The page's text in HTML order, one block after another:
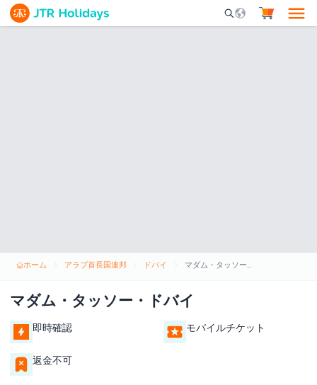
Mobile Search
ホーム アラブ首長国連邦 ドバイ マダム・タッソー・ドバイ
マダム・タッソー・ドバイ
即時確認 モバイルチケット
返金不可